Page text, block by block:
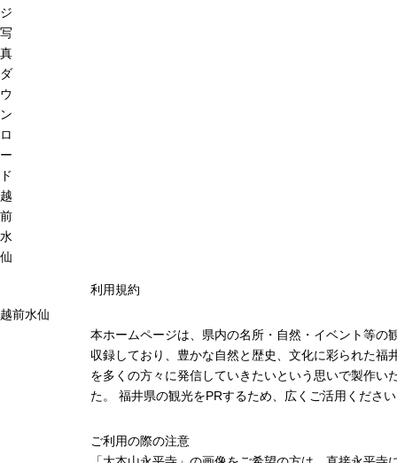
ジ
写
真
ダ
ウ
ン
ロ
ー
ド
越
前
水
仙
越前水仙
利用規約
本ホームページは、県内の名所・自然・イベント等の
収録しており、豊かな自然と歴史、文化に彩られた福
を多くの方々に発信していきたいという思いで製作い
た。 福井県の観光をPRするため、広くご活用くださ
ご利用の際の注意